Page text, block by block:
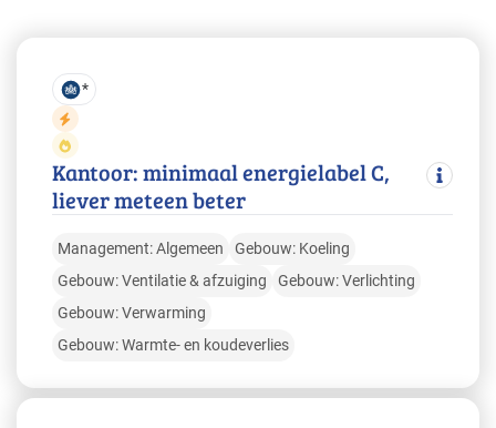
Kantoor: minimaal energielabel C,
liever meteen beter
Management: Algemeen
Gebouw: Koeling
Gebouw: Ventilatie & afzuiging
Gebouw: Verlichting
Gebouw: Verwarming
Gebouw: Warmte- en koudeverlies
*